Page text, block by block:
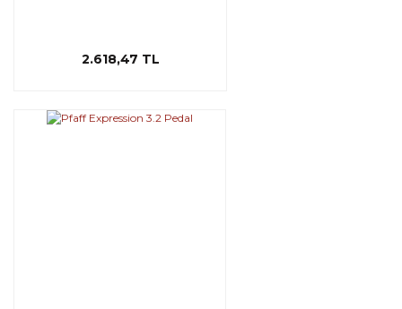
2.618,47 TL